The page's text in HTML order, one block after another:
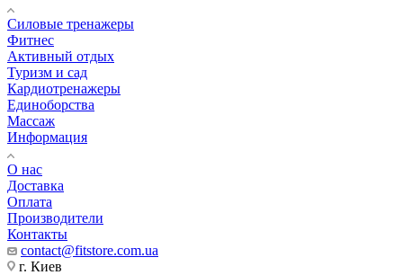
Силовые тренажеры
Фитнес
Активный отдых
Туризм и сад
Кардиотренажеры
Единоборства
Массаж
Информация
О нас
Доставка
Оплата
Производители
Контакты
contact@fitstore.com.ua
г. Киев